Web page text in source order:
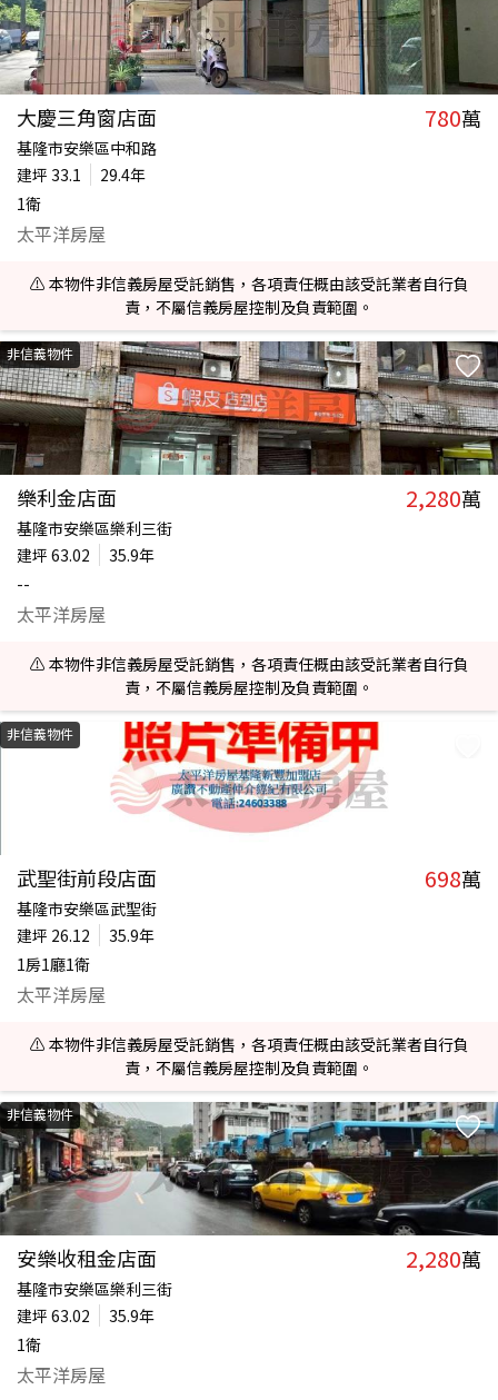
大慶三角窗店面 780萬
基隆市安樂區中和路
建坪 33.1
29.4年
1衛
太平洋房屋
⚠️ 本物件非信義房屋受託銷售，各項責任概由該受託業者自行負
責，不屬信義房屋控制及負責範圍。
非信義物件
樂利金店面 2,280萬
基隆市安樂區樂利三街
建坪 63.02
35.9年
--
太平洋房屋
⚠️ 本物件非信義房屋受託銷售，各項責任概由該受託業者自行負
責，不屬信義房屋控制及負責範圍。
非信義物件
武聖街前段店面 698萬
基隆市安樂區武聖街
建坪 26.12
35.9年
1房1廳1衛
太平洋房屋
⚠️ 本物件非信義房屋受託銷售，各項責任概由該受託業者自行負
責，不屬信義房屋控制及負責範圍。
非信義物件
安樂收租金店面 2,280萬
基隆市安樂區樂利三街
建坪 63.02
35.9年
1衛
太平洋房屋